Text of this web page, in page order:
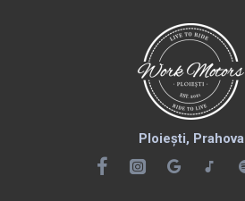
Ploiești, Prahova